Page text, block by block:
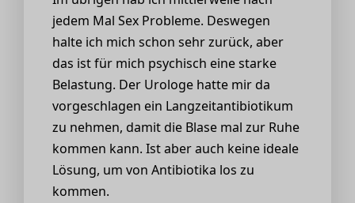
jedem Mal Sex Probleme. Deswegen
halte ich mich schon sehr zurück, aber
das ist für mich psychisch eine starke
Belastung. Der Urologe hatte mir da
vorgeschlagen ein Langzeitantibiotikum
zu nehmen, damit die Blase mal zur Ruhe
kommen kann. Ist aber auch keine ideale
Lösung, um von Antibiotika los zu
kommen.